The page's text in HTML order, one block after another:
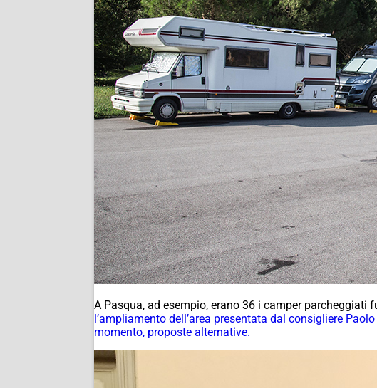
A Pasqua, ad esempio, erano 36 i camper parcheggiati
l’ampliamento dell’area presentata dal consigliere
momento, proposte alternative.